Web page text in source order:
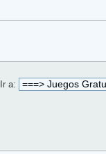
Ir a: